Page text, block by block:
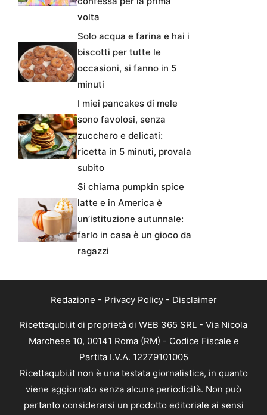
volta
Solo acqua e farina e hai i
biscotti per tutte le
occasioni, si fanno in 5
minuti
I miei pancakes di mele
sono favolosi, senza
zucchero e delicati:
ricetta in 5 minuti, provala
subito
Si chiama pumpkin spice
latte e in America è
un’istituzione autunnale:
farlo in casa è un gioco da
ragazzi
Redazione - Privacy Policy- Disclaimer
Ricettaqubi.it di proprietà di WEB 365 SRL - Via Nicola
Marchese 10, 00141 Roma (RM) - Codice Fiscale e
Partita I.V.A. 12279101005
Ricettaqubi.it non è una testata giornalistica, in quanto
viene aggiornato senza alcuna periodicità. Non può
pertanto considerarsi un prodotto editoriale ai sensi